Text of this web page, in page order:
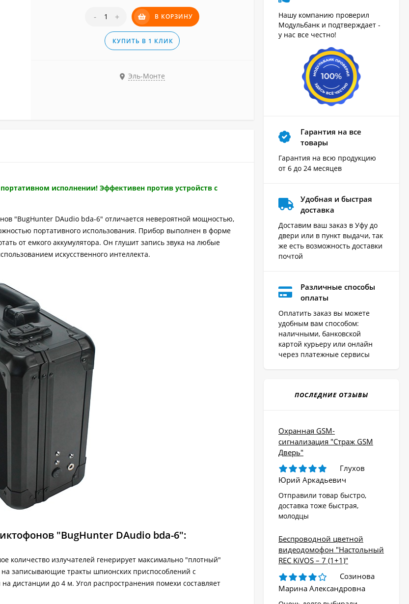
- + В КОРЗИНУ
КУПИТЬ В 1 КЛИК
Эль-Монте
исполнении! Эффективен против устройств с
"BugHunter DAudio bda-6" отличается невероятной мощностью,
портативного использования. Прибор выполнен в форме
от емкого аккумулятора. Он глушит запись звука на любые
искусственного интеллекта.
"BugHunter DAudio bda-6":
количество излучателей генерирует максимально "плотный"
на записывающие тракты шпионских приспособлений с
дистанции до 4 м. Угол распространения помехи составляет
Нашу компанию проверил
Модульбанк и подтверждает -
у нас все честно!
Гарантия на все
товары
Гарантия на всю продукцию
от 6 до 24 месяцев
Удобная и быстрая
доставка
Доставим ваш заказ в Уфу до
двери или в пункт выдачи, так
же есть возможность доставки
почтой
Различные способы
оплаты
Оплатить заказ вы можете
удобным вам способом:
наличными, банковской
картой курьеру или онлайн
через платежные сервисы
ПОСЛЕДНИЕ ОТЗЫВЫ
Охранная GSM-
сигнализация "Страж GSM
Дверь"
Глухов
Юрий Аркадьевич
Отправили товар быстро,
доставка тоже быстрая,
молодцы
Беспроводной цветной
видеодомофон "Настольный
REC KiVOS – 7 (1+1)"
Созинова
Марина Александровна